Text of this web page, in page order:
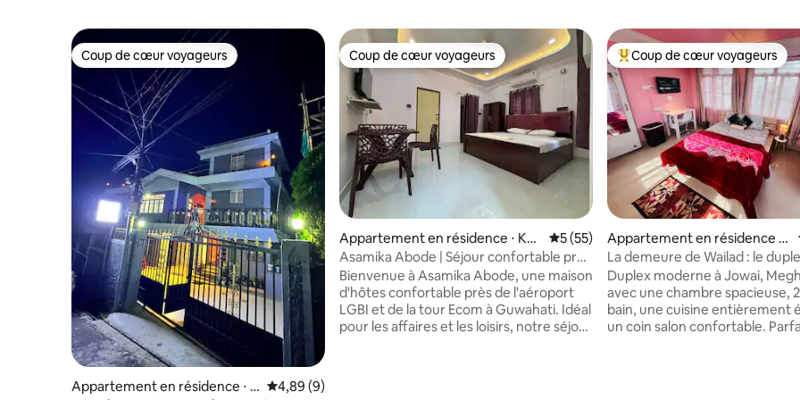
Coup de cœur voyageurs
Coup de cœur voyageurs
Appartement en résidence ⋅ S
Évaluation moyenne sur la base de 9 commentaires : 4,89 sur 5
4,89 (9)
Coup de cœur voyageurs
Coup de cœur voyageurs
Appartement en résidence ⋅ Kah
ikuchi
Évaluation moyenne sur la base de 55
5 (55)
Asamika Abode | Séjour confortable près
de l'aéroport et de la tour Ecom
Bienvenue à Asamika Abode, une maison
d'hôtes confortable près de l'aéroport
LGBI et de la tour Ecom à Guwahati. Idéal
pour les affaires et les loisirs, notre séjour
Coups de cœur voyageurs les
Coup de cœur voyageurs
Appartement en résidence ⋅
Jowai
La demeure de Wailad : le
Duplex moderne à Jowai,
avec une chambre spacieuse,
bain, une cuisine entièrement
un coin salon confortable.